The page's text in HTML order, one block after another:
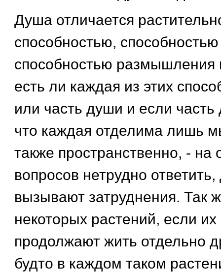
Душа отличается
способностью,
способностью
есть ли каждая из этих
или часть души и если часть
что каждая отделима лишь
также пространственно, - на
вопросов нетрудно
вызывают затруднения. Так
некоторых растений, если их
продолжают жить отдельно
будто в каждом таком